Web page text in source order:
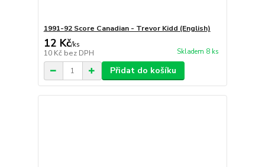
1991-92 Score Canadian - Trevor Kidd (English)
12 Kč/ks
10 Kč bez DPH Skladem 8 ks
Přidat do košíku